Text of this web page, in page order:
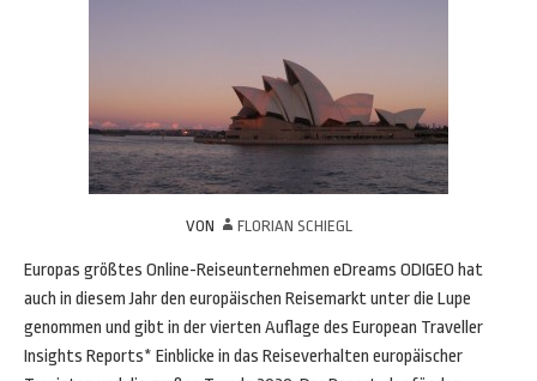
VON FLORIAN SCHIEGL
Europas größtes Online-Reiseunternehmen eDreams ODIGEO hat
auch in diesem Jahr den europäischen Reisemarkt unter die Lupe
genommen und gibt in der vierten Auflage des European Traveller
Insights Reports* Einblicke in das Reiseverhalten europäischer